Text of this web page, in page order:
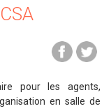
pour les agents,
en salle de